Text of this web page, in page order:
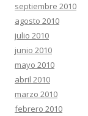
septiembre 2010
agosto 2010
julio 2010
junio 2010
mayo 2010
abril 2010
marzo 2010
febrero 2010